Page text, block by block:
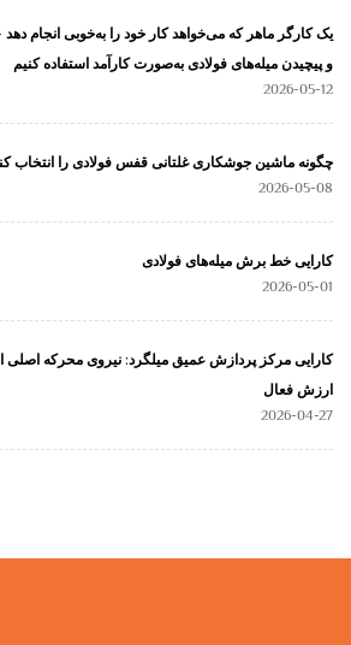
یک کارگر ماهر که می‌خواهد کار خود را به‌خوبی انجام
و پیچیدن میله‌های فولادی به‌صورت کارآمد استفاده کنیم
2026-05-12
چگونه ماشین جوشکاری غلتانی قفس فولادی را انتخاب
2026-05-08
کارایی خط برش میله‌های فولادی
2026-05-01
کارایی مرکز پردازش عمیق میلگرد: نیروی محرکه اصلی
ارزش فعال
2026-04-27